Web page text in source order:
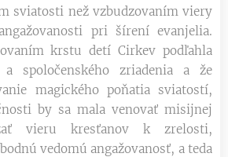
sviatosti než vzbudzovaním viery
pri šírení evanjelia.
krstu detí Cirkev podľahla
spoločenského zriadenia a že
magického poňatia sviatostí,
by sa mala venovať misijnej
vieru kresťanov k zrelosti,
vedomú angažovanosť, a teda